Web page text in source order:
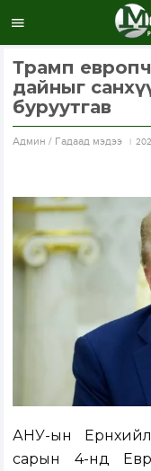
Трамп
дайныг
буруутгав
Aдмин / Гадаад мэдээ
АНУ-ын
сарын 4-нд